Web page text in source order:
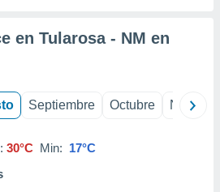
en Tularosa - NM en
Septiembre Octubre
30°C Min: 17°C